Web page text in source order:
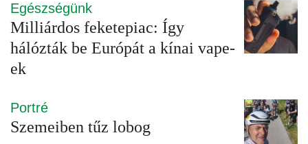
Egészségünk
Milliárdos feketepiac: Így
hálózták be Európát a kínai vape-
ek
Portré
Szemeiben tűz lobog